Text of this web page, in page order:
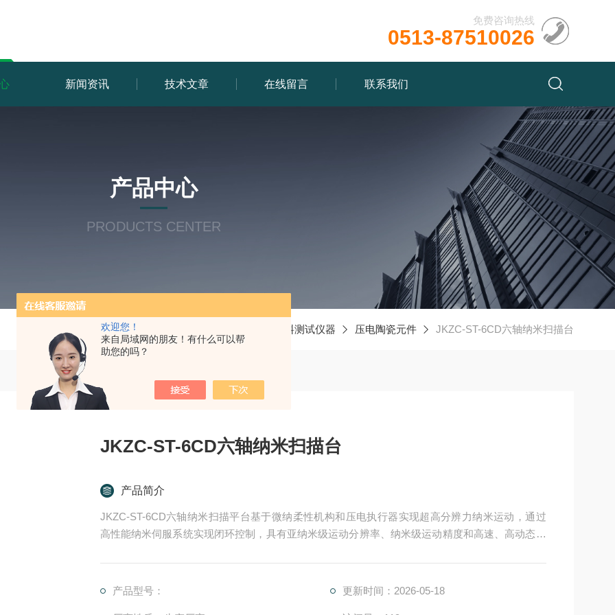
欢迎您！
来自局域网的朋友！有什么可以帮
助您的吗？
免费咨询热线
0513-87510026
新闻资讯 技术文章 在线留言 联系我们
产品中心
PRODUCTS CENTER
当前位置： 先进材料测试仪器 压电陶瓷元件 JKZC-ST-6CD六轴纳米扫描台
JKZC-ST-6CD六轴纳米扫描台
产品简介
JKZC-ST-6CD六轴纳米扫描平台基于微纳柔性机构和压电执行器实现超高分辨力纳米运动，通过
高性能纳米伺服系统实现闭环控制，具有亚纳米级运动分辨率、纳米级运动精度和高速、高动态轨
产品型号： 更新时间：2026-05-18